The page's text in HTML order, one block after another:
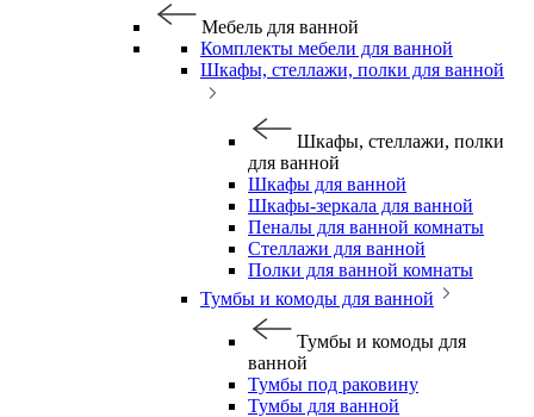
Мебель для ванной
Комплекты мебели для ванной
Шкафы, стеллажи, полки для ванной
Шкафы, стеллажи, полки
для ванной
Шкафы для ванной
Шкафы-зеркала для ванной
Пеналы для ванной комнаты
Стеллажи для ванной
Полки для ванной комнаты
Тумбы и комоды для ванной
Тумбы и комоды для
ванной
Тумбы под раковину
Тумбы для ванной